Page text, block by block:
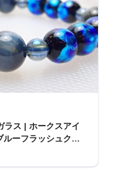
ラス | ホークスアイ
ルーフラッシュクリ
| 万能石 – 琉木